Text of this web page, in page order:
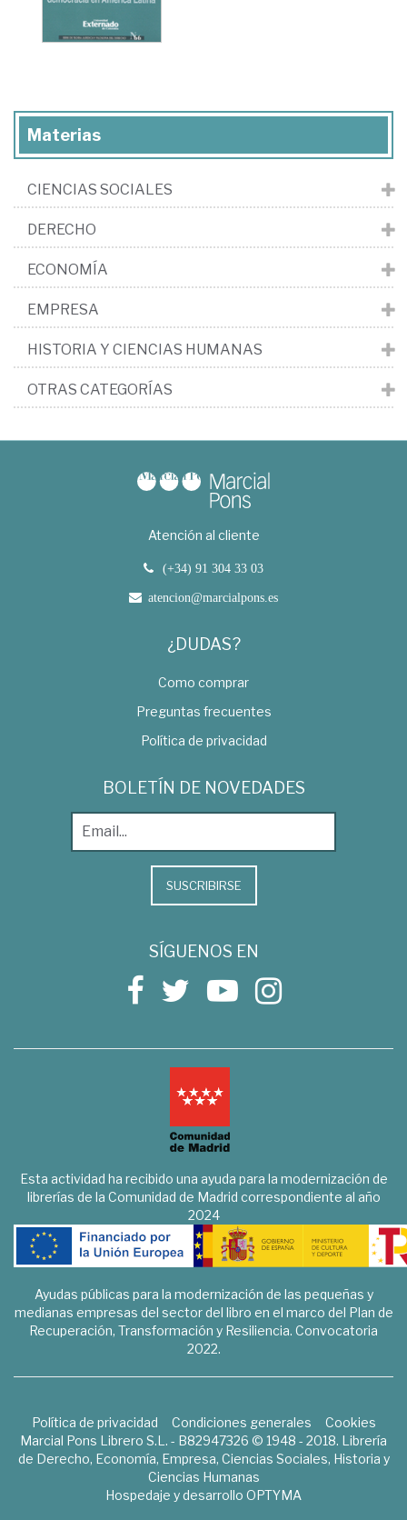
Materias
CIENCIAS SOCIALES
DERECHO
ECONOMÍA
EMPRESA
HISTORIA Y CIENCIAS HUMANAS
OTRAS CATEGORÍAS
Atención al cliente
(+34) 91 304 33 03
atencion@marcialpons.es
¿DUDAS?
Como comprar
Preguntas frecuentes
Política de privacidad
BOLETÍN DE NOVEDADES
SUSCRIBIRSE
SÍGUENOS EN
Esta actividad ha recibido una ayuda para la modernización de
librerías de la Comunidad de Madrid correspondiente al año
2024
Ayudas públicas para la modernización de las pequeñas y
medianas empresas del sector del libro en el marco del Plan de
Recuperación, Transformación y Resiliencia. Convocatoria
2022.
Política de privacidad Condiciones generales
Cookies
Marcial Pons Librero S.L. - B82947326 © 1948 - 2018. Librería
de Derecho, Economía, Empresa, Ciencias Sociales, Historia y
Ciencias Humanas
Hospedaje y desarrollo OPTYMA